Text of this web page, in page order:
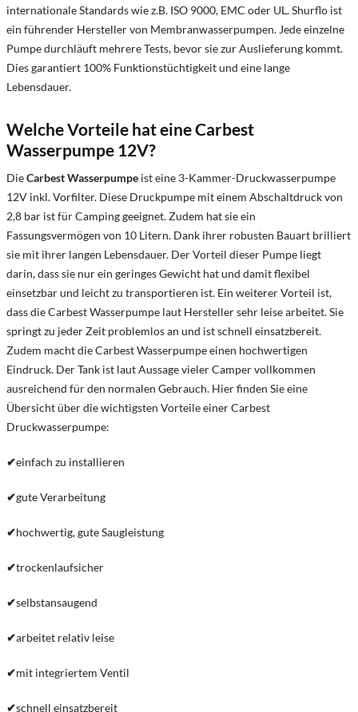
internationale Standards wie z.B. ISO 9000, EMC oder UL. Shurflo ist
ein führender Hersteller von Membranwasserpumpen. Jede einzelne
Pumpe durchläuft mehrere Tests, bevor sie zur Auslieferung kommt.
Dies garantiert 100% Funktionstüchtigkeit und eine lange
Lebensdauer.
Welche Vorteile hat eine Carbest
Wasserpumpe 12V?
DieCarbest Wasserpumpe ist eine 3-Kammer-Druckwasserpumpe
12V inkl. Vorfilter. Diese Druckpumpe mit einem Abschaltdruck von
2,8 bar ist für Camping geeignet. Zudem hat sie ein
Fassungsvermögen von 10 Litern. Dank ihrer robusten Bauart brilliert
sie mit ihrer langen Lebensdauer. Der Vorteil dieser Pumpe liegt
darin, dass sie nur ein geringes Gewicht hat und damit flexibel
einsetzbar und leicht zu transportieren ist. Ein weiterer Vorteil ist,
dass die Carbest Wasserpumpe laut Hersteller sehr leise arbeitet. Sie
springt zu jeder Zeit problemlos an und ist schnell einsatzbereit.
Zudem macht die Carbest Wasserpumpe einen hochwertigen
Eindruck. Der Tank ist laut Aussage vieler Camper vollkommen
ausreichend für den normalen Gebrauch. Hier finden Sie eine
Übersicht über die wichtigsten Vorteile einer Carbest
Druckwasserpumpe:
✔einfach zu installieren
✔gute Verarbeitung
✔hochwertig, gute Saugleistung
✔trockenlaufsicher
✔selbstansaugend
✔arbeitet relativ leise
✔mit integriertem Ventil
✔schnell einsatzbereit